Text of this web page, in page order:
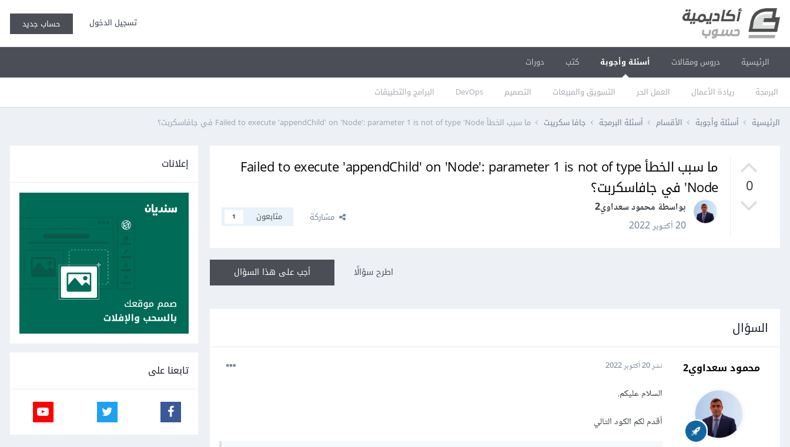
تسجيل الدخول حساب جديد
الرئيسية دروس ومقالات أسئلة وأجوبة
البرمجة ريادة الأعمال العمل الحر التسويق والمبيعات التصميم DevOps البرامج والتطبيقات
كتب دورات
الرئيسية أسئلة وأجوبة الأقسام أسئلة البرمجة جافا سكريبت ما سبب الخطأ Failed to execute 'appendChild' on 'Node': parameter 1 is not of type 'Node في جافاسكربت؟
0
ما سبب الخطأ Failed to execute 'appendChild' on 'Node': parameter 1 is not of type
'Node في جافاسكربت؟
بواسطة محمود سعداوي2
20 أكتوبر 2022
مشاركة متابعون 1
أجب على هذا السؤال اطرح سؤالًا
السؤال
محمود سعداوي2 نشر20 أكتوبر 2022
السلام عليكم.
أقدم لكم الكود التالي
إعلانات
تابعنا على